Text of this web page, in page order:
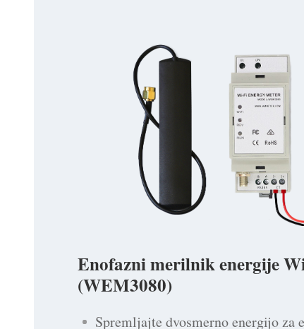
Enofazni merilnik energije
(WEM3080)
Spremljajte dvosmerno energijo za